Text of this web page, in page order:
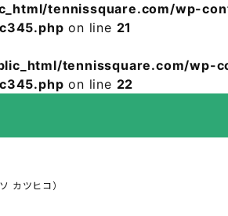
tennissquare.com/wp-
on line 21
tennissquare.com/wp-
on line 22
カツヒコ）